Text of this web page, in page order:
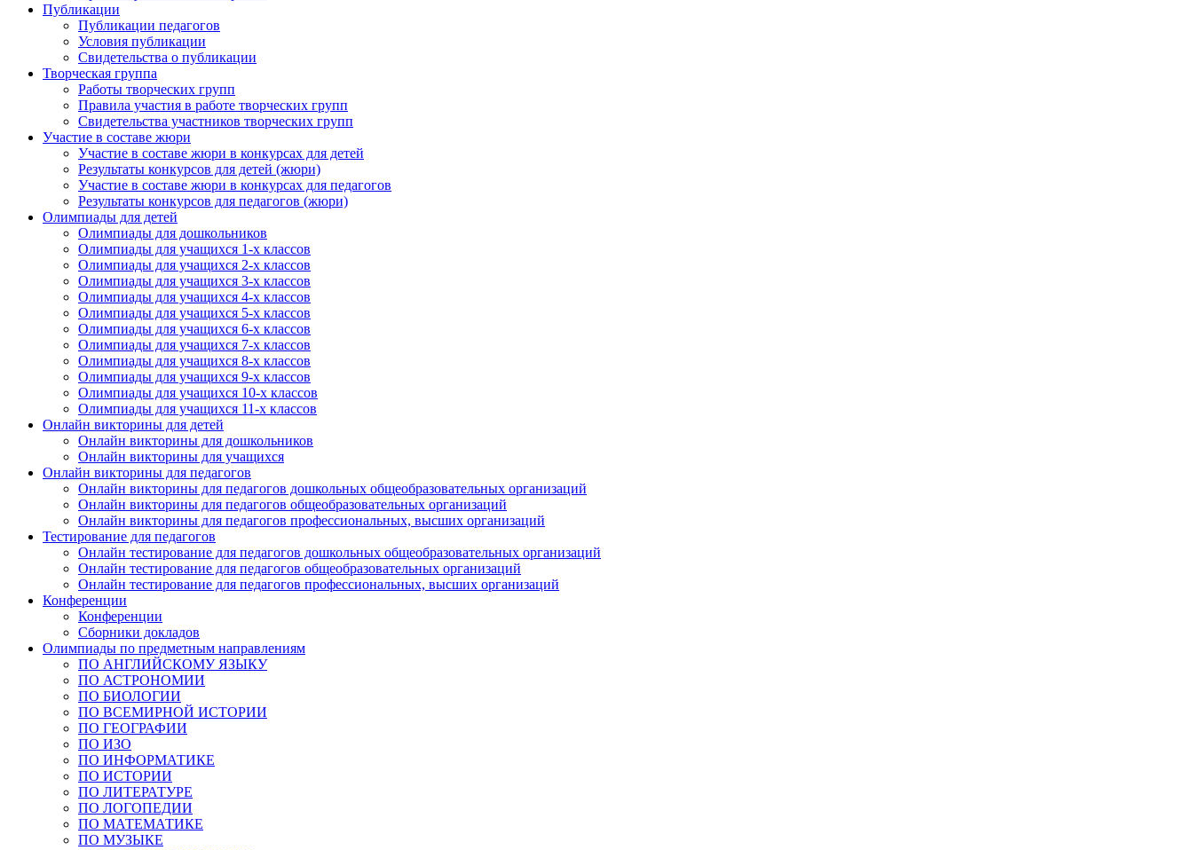
Публикации
Публикации педагогов
Условия публикации
Свидетельства о публикации
Творческая группа
Работы творческих групп
Правила участия в работе творческих групп
Свидетельства участников творческих групп
Участие в составе жюри
Участие в составе жюри в конкурсах для детей
Результаты конкурсов для детей (жюри)
Участие в составе жюри в конкурсах для педагогов
Результаты конкурсов для педагогов (жюри)
Олимпиады для детей
Олимпиады для дошкольников
Олимпиады для учащихся 1-х классов
Олимпиады для учащихся 2-х классов
Олимпиады для учащихся 3-х классов
Олимпиады для учащихся 4-х классов
Олимпиады для учащихся 5-х классов
Олимпиады для учащихся 6-х классов
Олимпиады для учащихся 7-х классов
Олимпиады для учащихся 8-х классов
Олимпиады для учащихся 9-х классов
Олимпиады для учащихся 10-х классов
Олимпиады для учащихся 11-х классов
Онлайн викторины для детей
Онлайн викторины для дошкольников
Онлайн викторины для учащихся
Онлайн викторины для педагогов
Онлайн викторины для педагогов дошкольных общеобразовательных организаций
Онлайн викторины для педагогов общеобразовательных организаций
Онлайн викторины для педагогов профессиональных, высших организаций
Тестирование для педагогов
Онлайн тестирование для педагогов дошкольных общеобразовательных организаций
Онлайн тестирование для педагогов общеобразовательных организаций
Онлайн тестирование для педагогов профессиональных, высших организаций
Конференции
Конференции
Сборники докладов
Олимпиады по предметным направлениям
ПО АНГЛИЙСКОМУ ЯЗЫКУ
ПО АСТРОНОМИИ
ПО БИОЛОГИИ
ПО ВСЕМИРНОЙ ИСТОРИИ
ПО ГЕОГРАФИИ
ПО ИЗО
ПО ИНФОРМАТИКЕ
ПО ИСТОРИИ
ПО ЛИТЕРАТУРЕ
ПО ЛОГОПЕДИИ
ПО МАТЕМАТИКЕ
ПО МУЗЫКЕ